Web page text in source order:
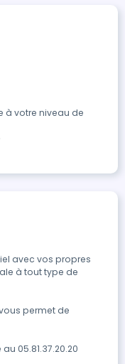
à votre niveau de
avec vos propres
à tout type de
permet de
05.81.37.20.20